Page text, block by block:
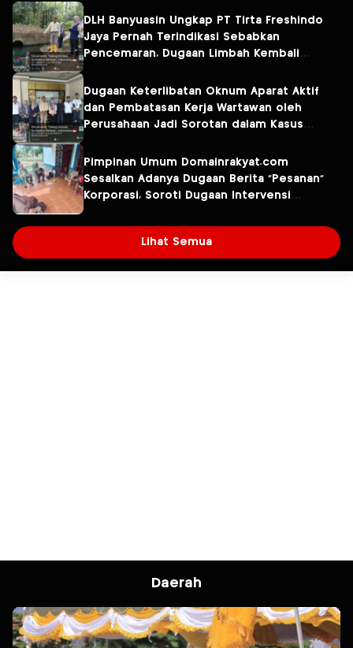
DLH Banyuasin Ungkap PT Tirta Freshindo
Jaya Pernah Terindikasi Sebabkan
Pencemaran, Dugaan Limbah Kembali
Dugaan Keterlibatan Oknum Aparat Aktif
dan Pembatasan Kerja Wartawan oleh
Perusahaan Jadi Sorotan dalam Kasus
Fresindo Jaya
Pimpinan Umum Domainrakyat.com
Sesalkan Adanya Dugaan Berita “Pesanan”
Korporasi, Soroti Dugaan Intervensi
Lingkungan
Lihat Semua
Daerah